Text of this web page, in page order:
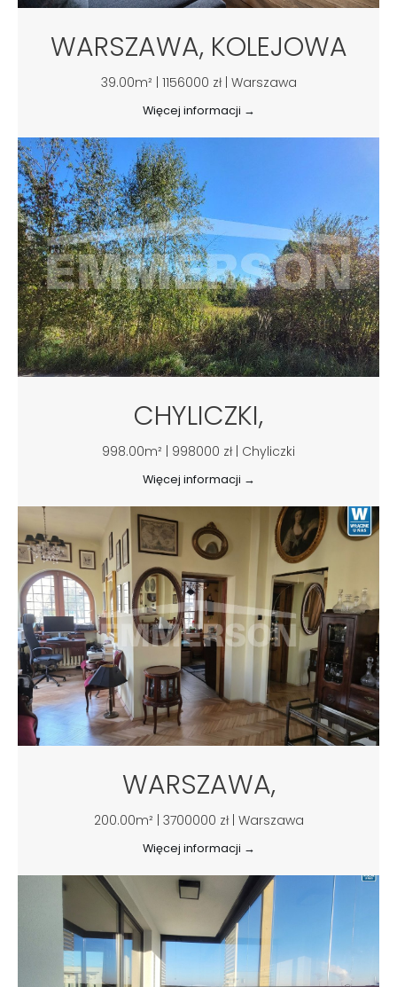
WARSZAWA, KOLEJOWA
39.00m² | 1156000 zł | Warszawa
Więcej informacji →
CHYLICZKI,
998.00m² | 998000 zł | Chyliczki
Więcej informacji →
WARSZAWA,
200.00m² | 3700000 zł | Warszawa
Więcej informacji →